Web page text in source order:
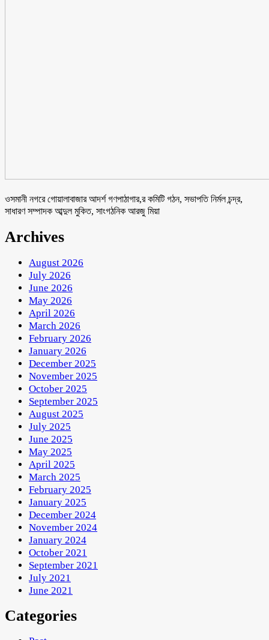
ওসমানী নগরে গোয়ালাবাজার আদর্শ গণপাঠাগার,র কমিটি গঠন, সভাপতি নির্মল চন্দ্র,
সাধারণ সম্পাদক আব্দুল মুকিত, সাংগঠনিক আরজু মিয়া
Archives
August 2026
July 2026
June 2026
May 2026
April 2026
March 2026
February 2026
January 2026
December 2025
November 2025
October 2025
September 2025
August 2025
July 2025
June 2025
May 2025
April 2025
March 2025
February 2025
January 2025
December 2024
November 2024
January 2024
October 2021
September 2021
July 2021
June 2021
Categories